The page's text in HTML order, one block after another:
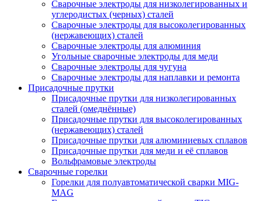
Сварочные электроды для низколегированных и
углеродистых (черных) сталей
Сварочные электроды для высоколегированных
(нержавеющих) сталей
Сварочные электроды для алюминия
Угольные сварочные электроды для меди
Сварочные электроды для чугуна
Сварочные электроды для наплавки и ремонта
Присадочные прутки
Присадочные прутки для низколегированных
сталей (омеднённые)
Присадочные прутки для высоколегированных
(нержавеющих) сталей
Присадочные прутки для алюминиевых сплавов
Присадочные прутки для меди и её сплавов
Вольфрамовые электроды
Сварочные горелки
Горелки для полуавтоматической сварки MIG-
MAG